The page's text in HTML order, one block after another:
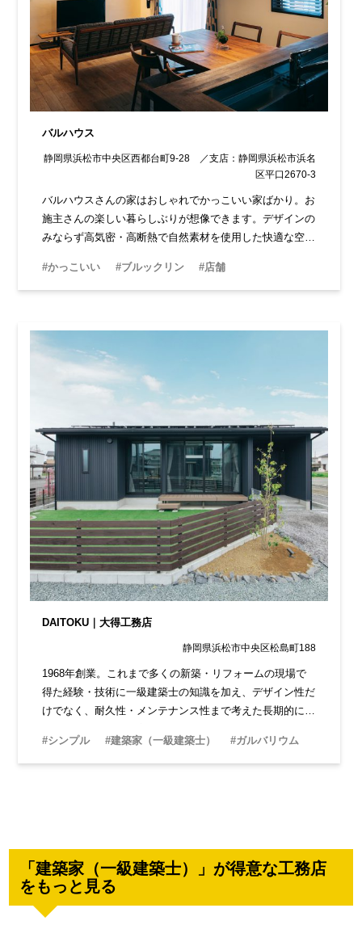
バルハウス
静岡県浜松市中央区西都台町9-28 ／支店：静岡県浜松市浜名
区平口2670-3
バルハウスさんの家はおしゃれでかっこいい家ばかり。お
施主さんの楽しい暮らしぶりが想像できます。デザインの
みならず高気密・高断熱で自然素材を使用した快適な空間
安心な家づくりを提案してくれます。
#かっこいい #ブルックリン #店舗
DAITOKU｜大得工務店
静岡県浜松市中央区松島町188
1968年創業。これまで多くの新築・リフォームの現場で
得た経験・技術に一級建築士の知識を加え、デザイン性だ
けでなく、耐久性・メンテナンス性まで考えた長期的に安
長期的に住まいの相談ができ安心です。
#シンプル #建築家（一級建築士） #ガルバリウム
「建築家（一級建築士）」が得意な工務店
をもっと見る